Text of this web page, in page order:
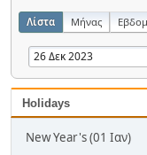
Λίστα Μήνας
Holidays
New Year's (01 Ιαν)